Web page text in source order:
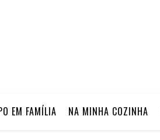
EM FAMÍLIA NA MINHA COZINHA